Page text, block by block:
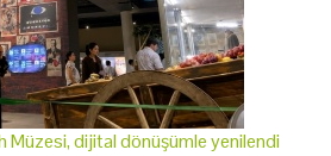
dijital dönüşümle yenilendi